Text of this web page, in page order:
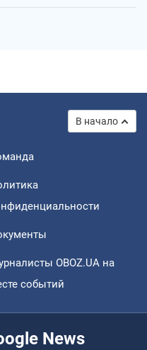
В начало
OBOZ.UA на
событий
News